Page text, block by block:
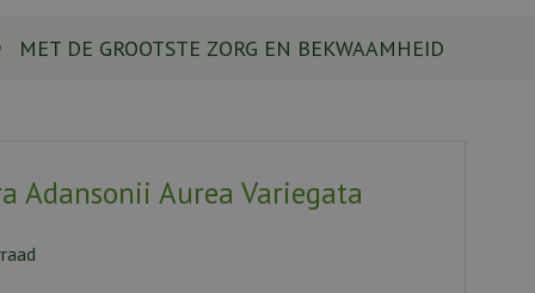
MET DE GROOTSTE ZORG EN BEKWAAMHEID
Adansonii Aurea Variegata